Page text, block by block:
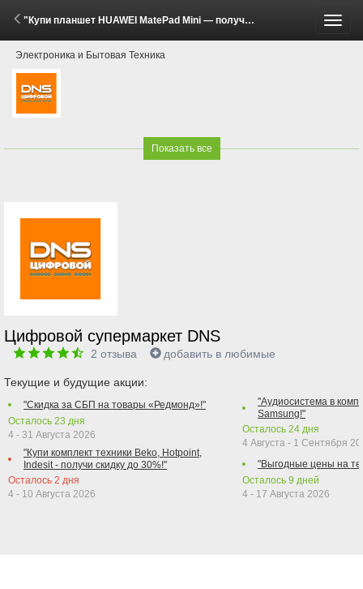
"Купи планшет HUAWEI MatePad Mini — получи чехол в комплекте!" (20 Мая - 30 Июня 2026)
Электроника и Бытовая Техника
Показать все
Цифровой супермаркет DNS
2 отзыва добавить в любимые
Текущие и будущие акции:
"Скидка за СБП на товары «Редмонд»!"
Осталось 23 дня
4 - 31 Августа 2026
"Купи комплект техники Beko, Hotpoint,
Indesit - получи скидку до 30%!"
Осталось 2 дня
4 - 10 Августа 2026
"Аудиосистема в
Samsung!"
Осталось 24 дня
4 Августа - 1 Сентября
"Выгодные цены на
Осталось 9 дней
4 - 17 Августа 2026